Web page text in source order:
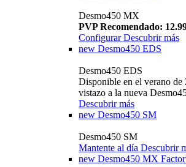
Desmo450 MX
PVP Recomendado:
Configurar Descubrir más
new Desmo450 EDS
Desmo450 EDS
Disponible en el verano de
vistazo a la nueva
Descubrir más
new Desmo450 SM
Desmo450 SM
Mantente al día Descubrir
new Desmo450 MX